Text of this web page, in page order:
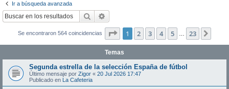
Ir a búsqueda avanzada
Buscar
Se encontraron 564 coincidencias Página de 23
1 2 3 4 5 23
Temas
Segunda estrella de la selección España de fútbol
Último mensaje por Zigor « 20 Jul 2026 17:47
Publicado en La Cafeteria